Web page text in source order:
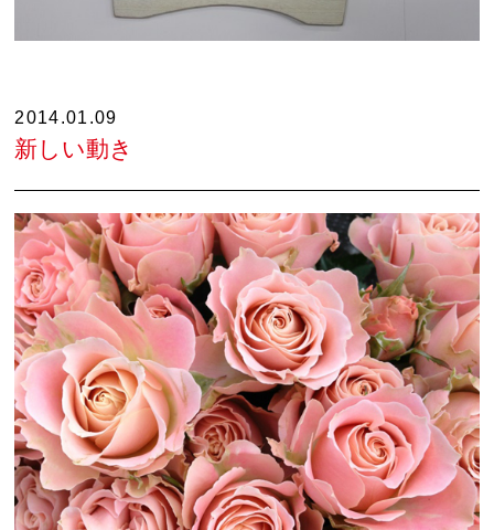
2014.01.09
新しい動き